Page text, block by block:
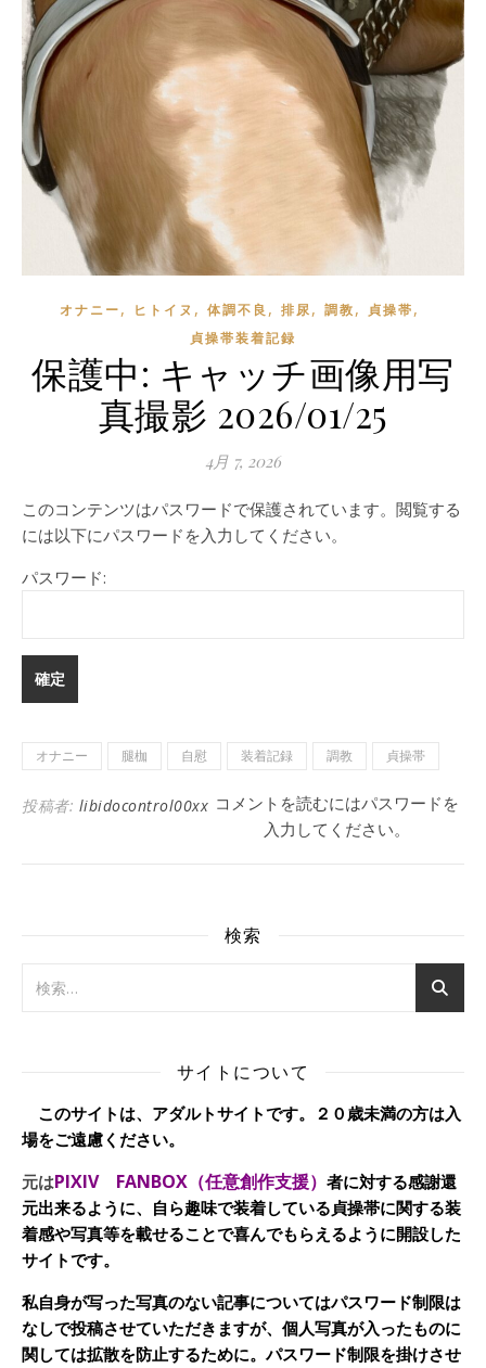
オナニー, ヒトイヌ , 体調不良, 排尿, 調教, 貞操帯,
貞操帯装着記録
保護中: キャッチ画像用写
真撮影 2026/01/25
4月 7, 2026
このコンテンツはパスワードで保護されています。閲覧する
には以下にパスワードを入力してください。
パスワード:
オナニー 腿枷 自慰 装着記録 調教 貞操帯
投稿者: libidocontrol00xx コメントを読むにはパスワードを
入力してください。
検索
サイトについて
このサイトは、アダルトサイトです。２０歳未満の方は入
場をご遠慮ください。
元はPIXIV FANBOX（任意創作支援） 者に対する感謝還
元出来るように、自ら趣味で装着している貞操帯に関する装
着感や写真等を載せることで喜んでもらえるように開設した
サイトです。
私自身が写った写真のない記事についてはパスワード制限は
なしで投稿させていただきますが、個人写真が入ったものに
関しては拡散を防止するために。パスワード制限を掛けさせ